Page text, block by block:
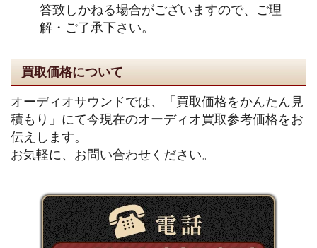
答致しかねる場合がございますので、ご理
解・ご了承下さい。
買取価格について
オーディオサウンドでは、「買取価格をかんたん見
積もり」にて今現在のオーディオ買取参考価格をお
伝えします。
お気軽に、お問い合わせください。